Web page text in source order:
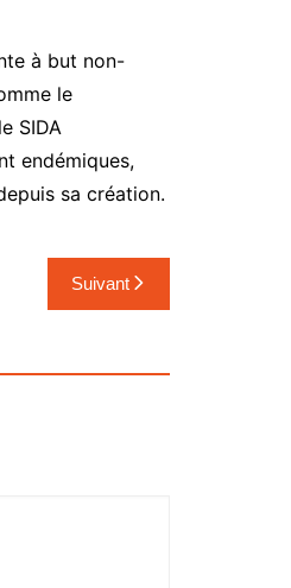
à but non-
le
SIDA
endémiques,
sa création.
Suivant